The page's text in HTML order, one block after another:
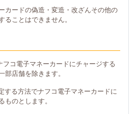
カードの偽造・変造・改ざんその他の
ることはできません。
フコ電子マネーカードにチャージする
部店舗を除きます。
する方法でナフコ電子マネーカードに
ものとします。